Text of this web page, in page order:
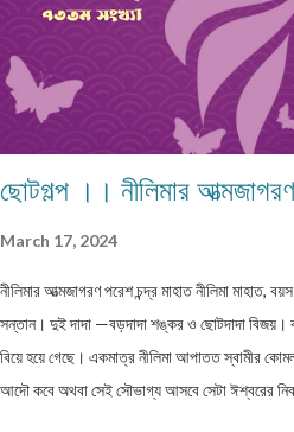
ছোটগল্প ।। নীলিমার
March 17, 2024
নীলিমার আত্মজাগরণ পরেশ চন্দ্র মাহাত নীলিমা মাহাত,
সন্তান। দুই দাদা —বড়দাদা শঙ্কর ও ছোটদাদা বিজয়।
বিয়ে হয়ে গেছে। একমাত্র নীলিমা আপাতত স্বামীর
আদৌ কবে অথবা সেই সৌভাগ্য আসবে সেটা ঈশ্বরের